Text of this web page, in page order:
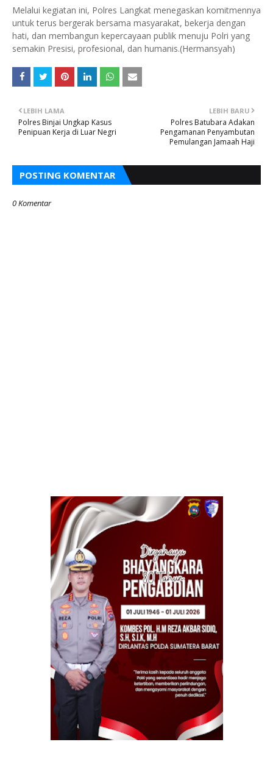
Melalui kegiatan ini, Polres Langkat menegaskan komitmennya
untuk terus bergerak bersama masyarakat, bekerja dengan
hati, dan membangun kepercayaan publik menuju Polri yang
semakin Presisi, profesional, dan humanis.(Hermansyah)
LEBIH BARU
Polres Batubara Adakan
Pengamanan Penyambutan
Pemulangan Jamaah Haji
LEBIH LAMA
Polres Binjai Ungkap Kasus
Penipuan Kerja di Luar Negri
POSTING KOMENTAR
0 Komentar